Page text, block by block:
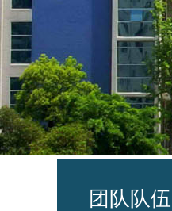
团队队伍